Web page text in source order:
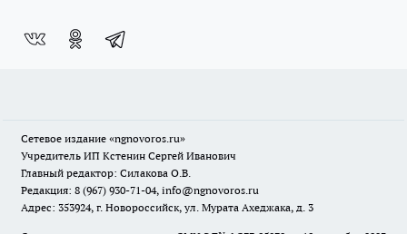
Сетевое издание «ngnovoros.ru»
Учредитель ИП Кстенин Сергей Иванович
Главный редактор: Силакова О.В.
Редакция: 8 (967) 930-71-04, info@ngnovoros.ru
Адрес: 353924, г. Новороссийск, ул. Мурата Ахеджака, д. 3